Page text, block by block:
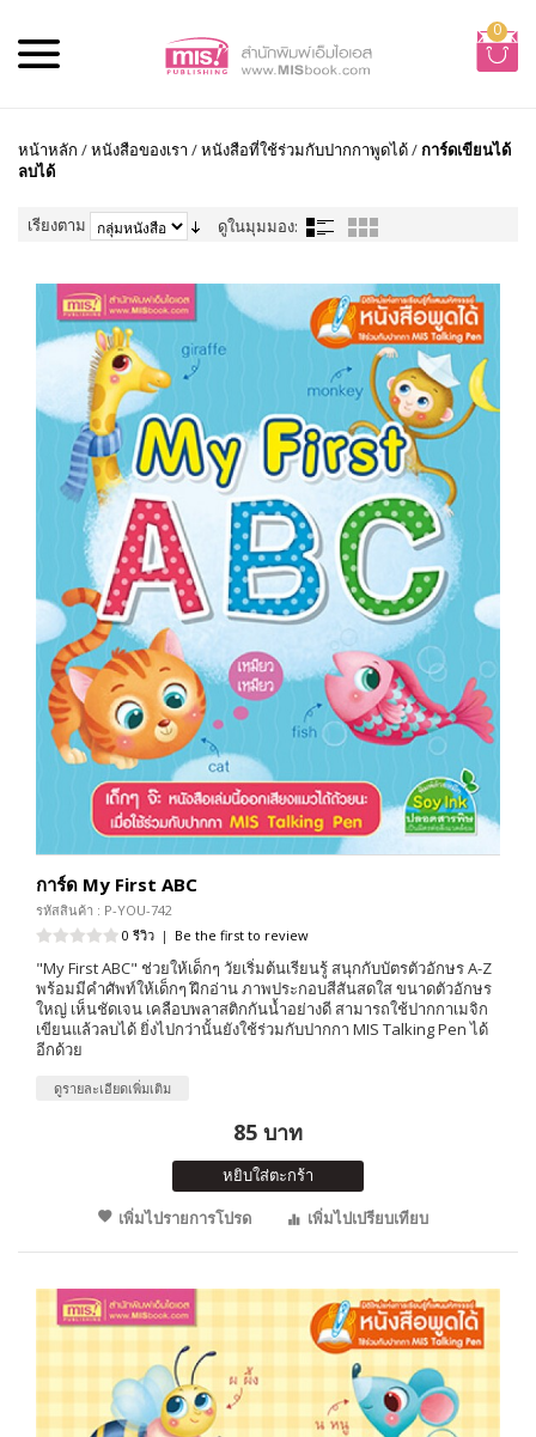
0
หน้าหลัก /หนังสือของเรา /หนังสือที่ใช้ร่วมกับปากกาพูดได้/การ์ดเขียนได้
ลบได้
เรียงตาม ดูในมุมมอง:
การ์ด My First ABC
รหัสสินค้า : P-YOU-742
0 รีวิว | Be the first to review
"My First ABC" ช่วยให้เด็กๆ วัยเริ่มต้นเรียนรู้ สนุกกับบัตรตัวอักษร A-Z
พร้อมมีคำศัพท์ให้เด็กๆ ฝึกอ่าน ภาพประกอบสีสันสดใส ขนาดตัวอักษร
ใหญ่ เห็นชัดเจน เคลือบพลาสติกกันน้ำอย่างดี สามารถใช้ปากกาเมจิก
เขียนแล้วลบได้ ยิ่งไปกว่านั้นยังใช้ร่วมกับปากกา MIS Talking Pen ได้
อีกด้วย
ดูรายละเอียดเพิ่มเติม
85 บาท
หยิบใส่ตะกร้า
เพิ่มไปรายการโปรด
เพิ่มไปเปรียบเทียบ